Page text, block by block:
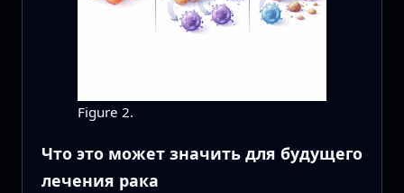
Figure 2.
Что это может значить для будущего
лечения рака